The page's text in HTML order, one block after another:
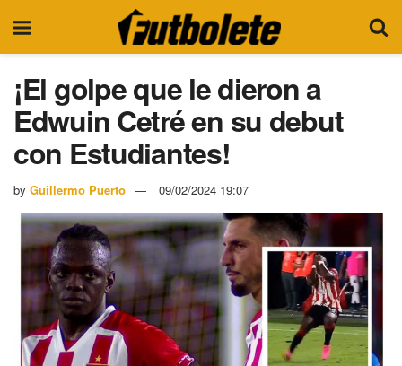
¡El golpe que le dieron a
Edwuin Cetré en su debut
con Estudiantes!
by Guillermo Puerto 09/02/2024 19:07